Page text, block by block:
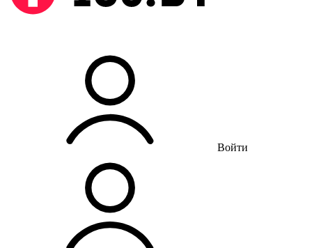
Войти